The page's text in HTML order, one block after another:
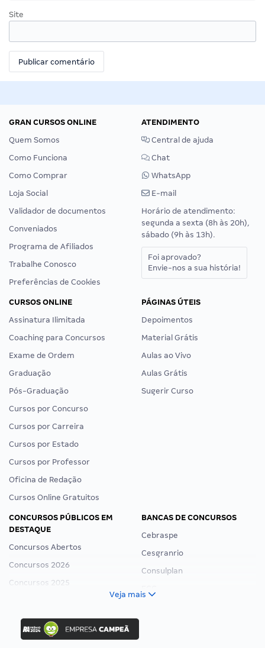
Site
GRAN CURSOS ONLINE
Quem Somos
Como Funciona
Como Comprar
Loja Social
Validador de documentos
Conveniados
Programa de Afiliados
Trabalhe Conosco
Preferências de Cookies
ATENDIMENTO
Central de ajuda
Chat
WhatsApp
E-mail
Horário de atendimento:
segunda a sexta (8h às 20h),
sábado (9h às 13h).
Foi aprovado?
Envie-nos a sua história!
CURSOS ONLINE
Assinatura Ilimitada
Coaching para Concursos
Exame de Ordem
Graduação
Pós-Graduação
Cursos por Concurso
Cursos por Carreira
Cursos por Estado
Cursos por Professor
Oficina de Redação
Cursos Online Gratuitos
PÁGINAS ÚTEIS
Depoimentos
Material Grátis
Aulas ao Vivo
Aulas Grátis
Sugerir Curso
CONCURSOS PÚBLICOS EM
DESTAQUE
Concursos Abertos
Concursos 2026
Concursos 2025
Concurso Ibama
Concurso MPU
BANCAS DE CONCURSOS
Cebraspe
Cesgranrio
Consulplan
Veja mais